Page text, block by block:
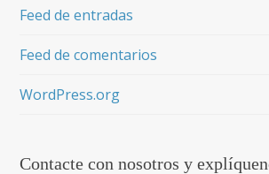
Feed de entradas
Feed de comentarios
WordPress.org
Contacte con nosotros y